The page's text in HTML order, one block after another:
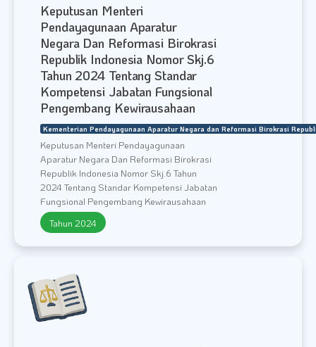
PRASYARAT
KONTAK KAMI
KAMUS HUKUM
F A Q
Keputusan Menteri
Pendayagunaan Aparatur
Negara Dan Reformasi Birokrasi
Republik Indonesia Nomor Skj.6
Tahun 2024 Tentang Standar
Kompetensi Jabatan Fungsional
Pengembang Kewirausahaan
Kementerian Pendayagunaan Aparatur Negara dan Reformasi Birokrasi
Keputusan Menteri Pendayagunaan
Aparatur Negara Dan Reformasi Birokrasi
Republik Indonesia Nomor Skj.6 Tahun
2024 Tentang Standar Kompetensi Jabatan
Fungsional Pengembang Kewirausahaan
Tahun 2024